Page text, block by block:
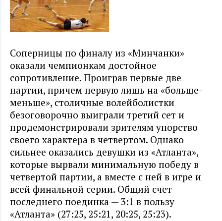
Соперницы по финалу из «Минчанки»
оказали чемпионкам достойное
сопротивление. Проиграв первые две
партии, причем первую лишь на «больше-
меньше», столичные волейболистки
безоговорочно выиграли третий сет и
продемонстрировали зрителям упорство
своего характера в четвертом. Однако
сильнее оказались девушки из «Атланта»,
которые вырвали минимальную победу в
четвертой партии, а вместе с ней в игре и
всей финальной серии. Общий счет
последнего поединка — 3:1 в пользу
«Атланта» (27:25, 25:21, 20:25, 25:23).